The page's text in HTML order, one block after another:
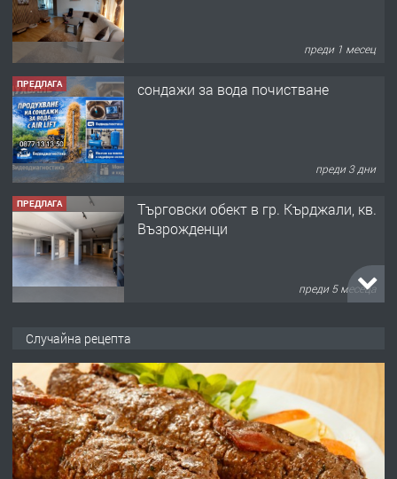
преди 1 месец
ПРЕДЛАГА сондажи за вода почистване
преди 3 дни
ПРЕДЛАГА
Tърговски обект в гр. Кърджали, кв.
Възрожденци
преди 5 месеца
преди 6 месеца
ПРЕДЛАГА
Заведение /ресторант, бистро/ в с.
Чакаларово, община Кирково
Случайна рецепта